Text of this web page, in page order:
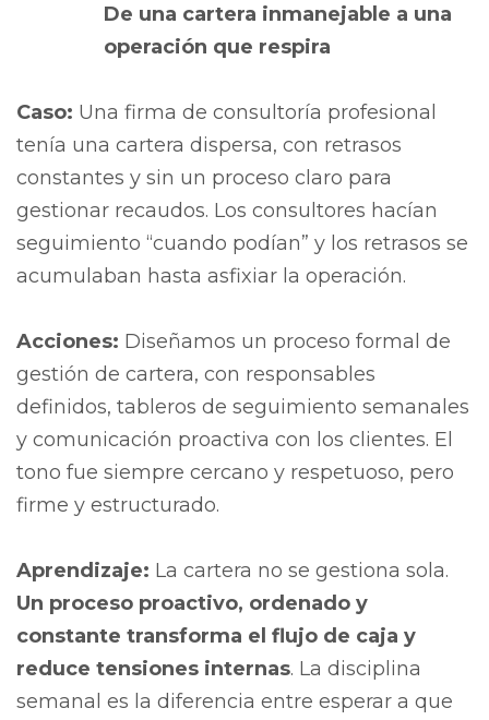
De una cartera inmanejable a una
operación que respira
Caso: Una firma de consultoría profesional
tenía una cartera dispersa, con retrasos
constantes y sin un proceso claro para
gestionar recaudos. Los consultores hacían
seguimiento “cuando podían” y los retrasos se
acumulaban hasta asfixiar la operación.
Acciones: Diseñamos un proceso formal de
gestión de cartera, con responsables
definidos, tableros de seguimiento semanales
y comunicación proactiva con los clientes. El
tono fue siempre cercano y respetuoso, pero
firme y estructurado.
Aprendizaje: La cartera no se gestiona sola.
Un proceso proactivo, ordenado y
constante transforma el flujo de caja y
reduce tensiones internas. La disciplina
semanal es la diferencia entre esperar a que